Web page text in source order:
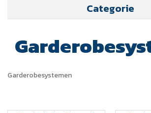
Categorie
Garderobesystemen